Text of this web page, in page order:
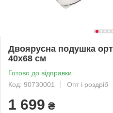
Двоярусна подушка
40x68 см
Готово до відправки
Код: 90730001
Опт і роздріб
1 699 ₴